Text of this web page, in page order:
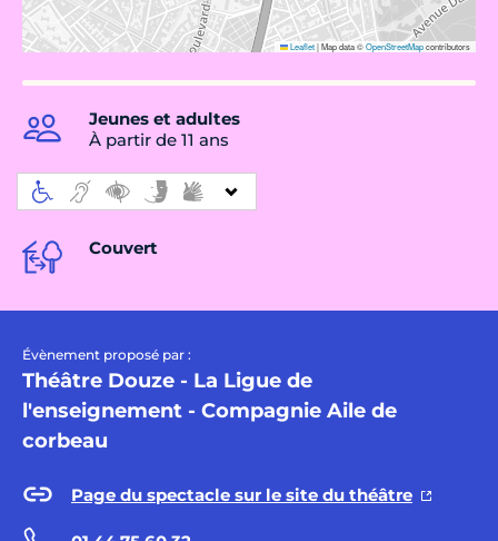
Leaflet|Map data ©OpenStreetMapcontributors
Jeunes et adultes
À partir de 11 ans
Couvert
Évènement proposé par :
Théâtre Douze - La Ligue de
l'enseignement - Compagnie Aile de
corbeau
Page du spectacle sur le site du théâtre